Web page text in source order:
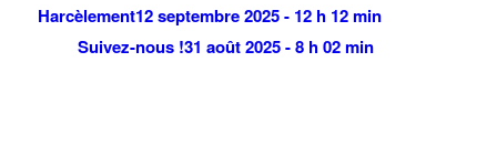
Harcèlement12 septembre 2025 - 12 h 12 min
Suivez-nous !31 août 2025 - 8 h 02 min